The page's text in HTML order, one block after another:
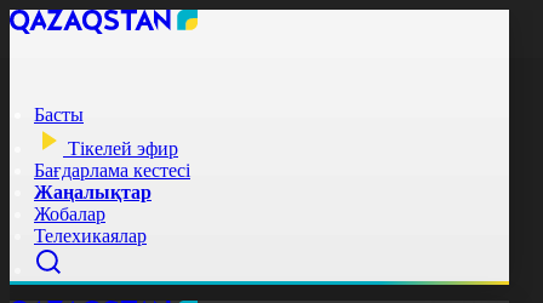
Басты
Тікелей эфир
Бағдарлама кестесі
Жаңалықтар
Жобалар
Телехикаялар